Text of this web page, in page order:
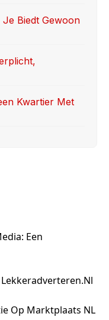
Biedt Gewoon
Kwartier Met
Een
Op Marktplaats NL